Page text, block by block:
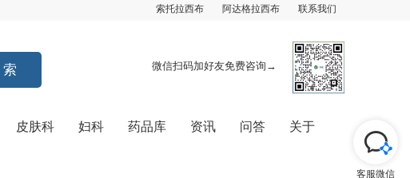
索托拉西布 阿达格拉西布 联系我们
微信扫码加好友免费咨询→
皮肤科 妇科 药品库 资讯 问答 关于
客服微信